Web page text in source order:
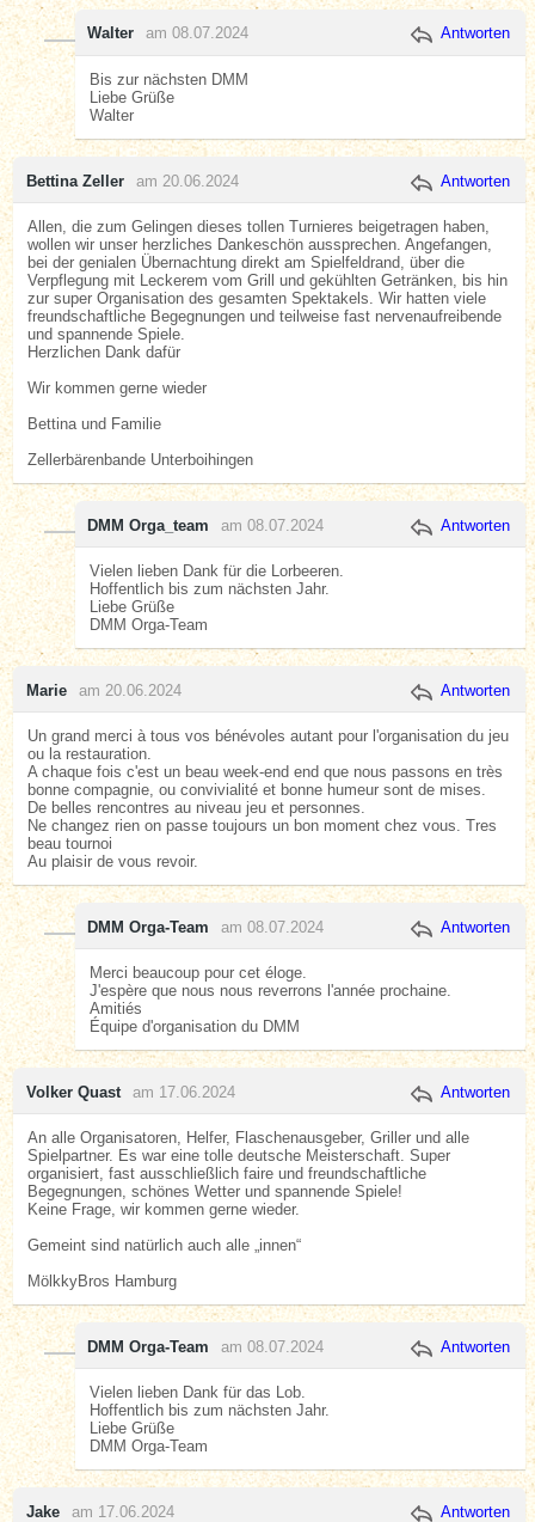
Walter am 08.07.2024 Antworten
Bis zur nächsten DMM
Liebe Grüße
Walter
Bettina Zeller am 20.06.2024 Antworten
Allen, die zum Gelingen dieses tollen Turnieres beigetragen haben,
wollen wir unser herzliches Dankeschön aussprechen. Angefangen,
bei der genialen Übernachtung direkt am Spielfeldrand, über die
Verpflegung mit Leckerem vom Grill und gekühlten Getränken, bis hin
zur super Organisation des gesamten Spektakels. Wir hatten viele
freundschaftliche Begegnungen und teilweise fast nervenaufreibende
und spannende Spiele.
Herzlichen Dank dafür
Wir kommen gerne wieder
Bettina und Familie
Zellerbärenbande Unterboihingen
DMM Orga_team am 08.07.2024 Antworten
Vielen lieben Dank für die Lorbeeren.
Hoffentlich bis zum nächsten Jahr.
Liebe Grüße
DMM Orga-Team
Marie am 20.06.2024 Antworten
Un grand merci à tous vos bénévoles autant pour l'organisation du jeu
ou la restauration.
A chaque fois c'est un beau week-end end que nous passons en très
bonne compagnie, ou convivialité et bonne humeur sont de mises.
De belles rencontres au niveau jeu et personnes.
Ne changez rien on passe toujours un bon moment chez vous. Tres
beau tournoi
Au plaisir de vous revoir.
DMM Orga-Team am 08.07.2024 Antworten
Merci beaucoup pour cet éloge.
J'espère que nous nous reverrons l'année prochaine.
Amitiés
Équipe d'organisation du DMM
Volker Quast am 17.06.2024 Antworten
An alle Organisatoren, Helfer, Flaschenausgeber, Griller und alle
Spielpartner. Es war eine tolle deutsche Meisterschaft. Super
organisiert, fast ausschließlich faire und freundschaftliche
Begegnungen, schönes Wetter und spannende Spiele!
Keine Frage, wir kommen gerne wieder.
Gemeint sind natürlich auch alle „innen“
MölkkyBros Hamburg
DMM Orga-Team am 08.07.2024 Antworten
Vielen lieben Dank für das Lob.
Hoffentlich bis zum nächsten Jahr.
Liebe Grüße
DMM Orga-Team
Jake am 17.06.2024 Antworten